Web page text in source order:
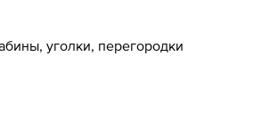
уголки, перегородки